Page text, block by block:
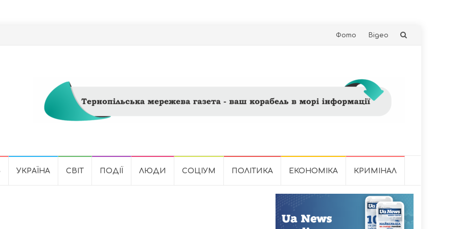
Skip
Фото Відео
УКРАЇНА СВІТ ПОДІЇ ЛЮДИ СОЦІУМ ПОЛІТИКА ЕКОНОМІКА КРИМІНАЛ